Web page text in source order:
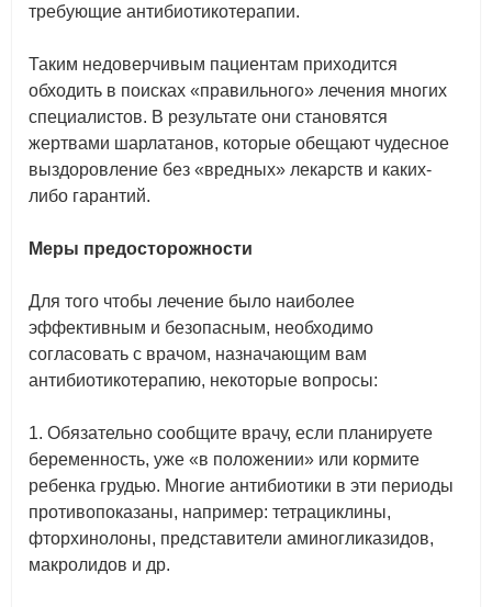
требующие антибиотикотерапии.
Таким недоверчивым пациентам приходится
обходить в поисках «правильного» лечения многих
специалистов. В результате они становятся
жертвами шарлатанов, которые обещают чудесное
выздоровление без «вредных» лекарств и каких-
либо гарантий.
Меры предосторожности
Для того чтобы лечение было наиболее
эффективным и безопасным, необходимо
согласовать с врачом, назначающим вам
антибиотикотерапию, некоторые вопросы:
1. Обязательно сообщите врачу, если планируете
беременность, уже «в положении» или кормите
ребенка грудью. Многие антибиотики в эти периоды
противопоказаны, например: тетрациклины,
фторхинолоны, представители аминогликазидов,
макролидов и др.